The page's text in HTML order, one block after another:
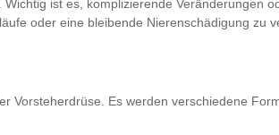
ist es, komplizierende Veränderungen
oder eine bleibende Nierenschädigung zu
Vorsteherdrüse. Es werden verschiedene